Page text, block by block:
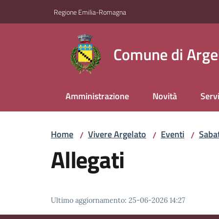
Regione Emilia-Romagna
Comune di
Amministrazione Novità
Home / Vivere Argelato / Eventi /
Allegati
Ultimo aggiornamento: 25-06-2026 14:27